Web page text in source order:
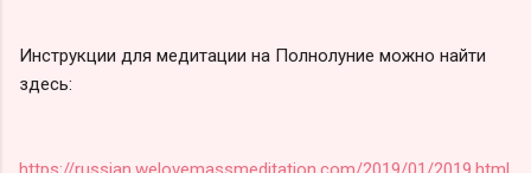
Инструкции для медитации на Полнолуние можно найти
здесь: